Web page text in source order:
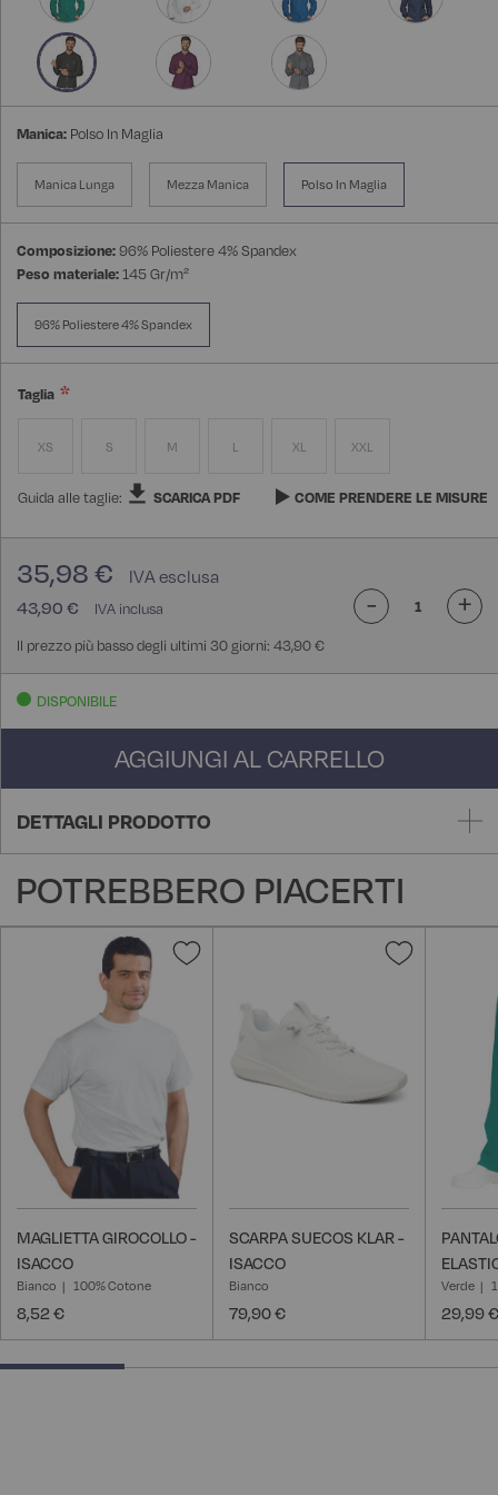
Manica: Polso In Maglia
Manica Lunga Mezza Manica Polso In Maglia
Composizione:96% Poliestere 4% Spandex
Peso materiale:145 Gr/m²
96% Poliestere 4% Spandex
Taglia
XS S M L XL XXL
Guida alle taglie: SCARICA PDF COME PRENDERE LE MISURE
43,90 €
35,98 €
Il prezzo più basso degli ultimi 30 giorni: 43,90 €
- +
DISPONIBILE
AGGIUNGI AL CARRELLO
DETTAGLI PRODOTTO
POTREBBERO PIACERTI
Aggiungi
MAGLIETTA GIROCOLLO -
ISACCO
Bianco 100% Cotone
8,52 €
Aggiungi
SCARPA SUECOS KLAR -
ISACCO
Bianco
79,90 €
Verde
29,99 €
25% completed